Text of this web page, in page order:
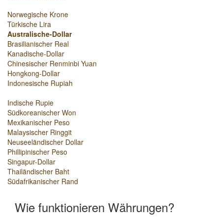
Norwegische Krone
Türkische Lira
Australische-Dollar
Brasilianischer Real
Kanadische-Dollar
Chinesischer Renminbi Yuan
Hongkong-Dollar
Indonesische Rupiah
Indische Rupie
Südkoreanischer Won
Mexikanischer Peso
Malaysischer Ringgit
Neuseeländischer Dollar
Phillipinischer Peso
Singapur-Dollar
Thailändischer Baht
Südafrikanischer Rand
Wie funktionieren Währungen?